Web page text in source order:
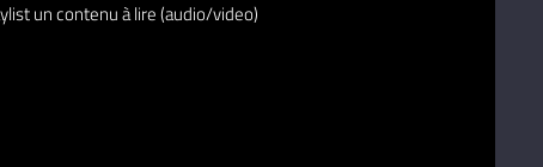
un contenu à lire (audio/video)